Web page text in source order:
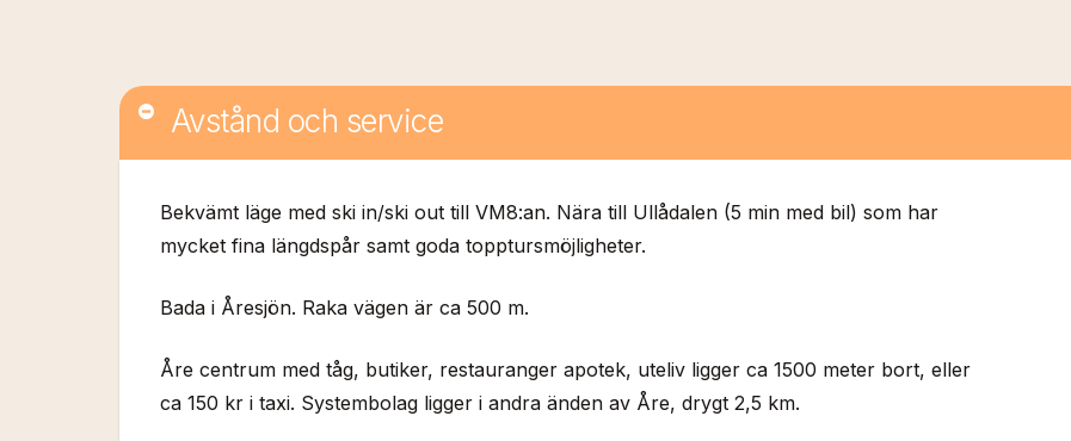
Avstånd och service
Bekvämt läge med ski in/ski out till VM8:an. Nära till Ullådalen (5 min med bil) som har
mycket fina längdspår samt goda topptursmöjligheter.
Bada i Åresjön. Raka vägen är ca 500 m.
Åre centrum med tåg, butiker, restauranger apotek, uteliv ligger ca 1500 meter bort, eller
ca 150 kr i taxi. Systembolag ligger i andra änden av Åre, drygt 2,5 km.